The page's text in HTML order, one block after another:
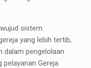
sistem
yang lebih tertib,
dalam pengelolaan
pelayanan Gereja